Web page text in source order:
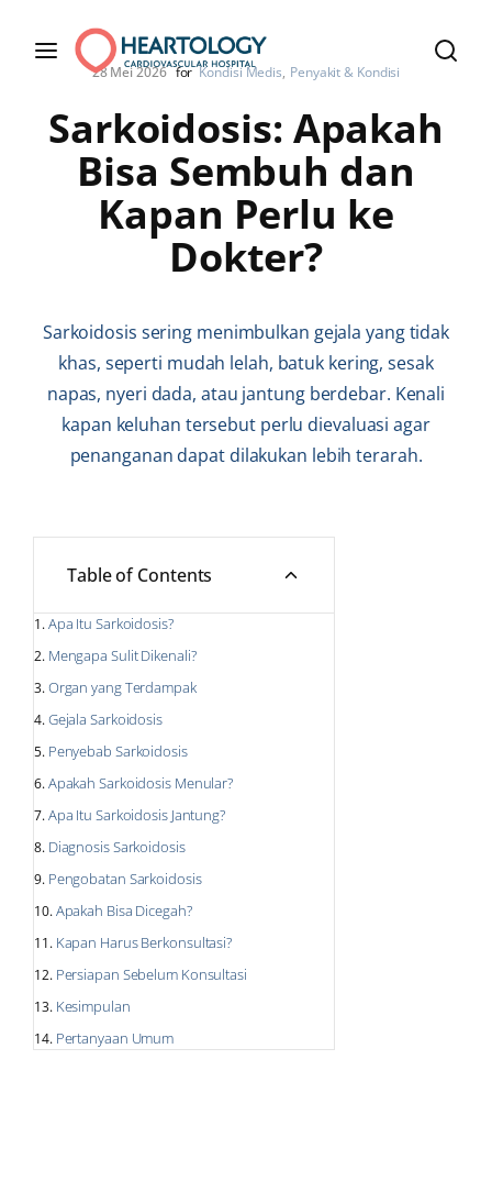
28 Mei 2026 for Kondisi Medis Penyakit & Kondisi
Sarkoidosis: Apakah
Bisa Sembuh dan
Kapan Perlu ke
Dokter?
Sarkoidosis sering menimbulkan gejala yang tidak
khas, seperti mudah lelah, batuk kering, sesak
napas, nyeri dada, atau jantung berdebar. Kenali
kapan keluhan tersebut perlu dievaluasi agar
penanganan dapat dilakukan lebih terarah.
Table of Contents
Apa Itu Sarkoidosis?
Mengapa Sulit Dikenali?
Organ yang Terdampak
Gejala Sarkoidosis
Penyebab Sarkoidosis
Apakah Sarkoidosis Menular?
Apa Itu Sarkoidosis Jantung?
Diagnosis Sarkoidosis
Pengobatan Sarkoidosis
Apakah Bisa Dicegah?
Kapan Harus Berkonsultasi?
Persiapan Sebelum Konsultasi
Kesimpulan
Pertanyaan Umum